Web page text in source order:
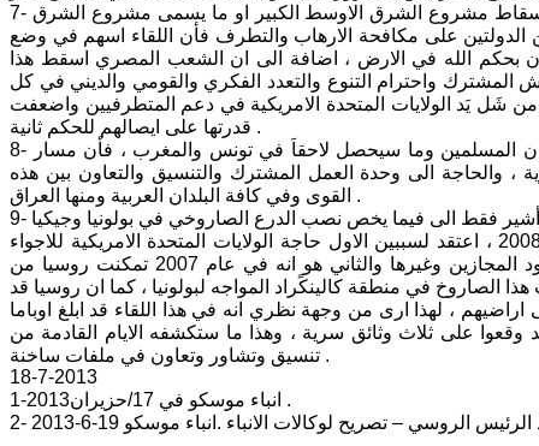
7- اني ارى ان نتائج اللقاء بين الرئيسين بوتين واوباما ، وضعت اللبنة الاولى لأنهاء او اسقاط مشروع الشرق الاوسط الكبير او ما يسمى مشروع الشرق
الدولتين على مكافحة الارهاب والتطرف فأن اللقاء اسهم في وضع
بحكم الله في الارض ، اضافة الى ان الشعب المصري اسقط هذا
واحترام التنوع والتعدد الفكري والقومي والديني في كل
شَل يَد الولايات المتحدة الامريكية في دعم المتطرفيين واضعفت
قدرتها على ايصالهم للحكم ثانية .
8- اني ارى على ضوء نتائج اللقاء وما حصل من تطورات في مصر بفشل حكم الاخوان المسلمين وما سيحصل لاحقاَ في تونس والمغرب ، فأن مسار
، والحاجة الى وحدة العمل المشترك والتنسيق والتعاون بين هذه
القوى وفي كافة البلدان العربية ومنها العراق .
9- اني سوف لن اتناول في هذه المقالة تأثير ونتائج اللقاء على العلاقات الدولية ، ولكن أشير فقط الى فيما يخص نصب الدرع الصاروخي في بولونيا وجيكيا
سبق وان جمدته الولايات المتحدة الامريكية في زيارة اوباما الى موسكو في 4-7-2008 ، اعتقد لسببين الاول حاجة الولايات المتحدة الامريكية للاجواء
الروسية لنقل المعدات والمساعدات والتجهيزات لقواتها في افغانستان ونقل الجنود المجازين وغيرها والثاني هو انه في عام 2007 تمكنت روسيا من
في منطقة كالينكًراد المواجه لبولونيا ، كما ان روسيا قد
، لهذا ارى من وجهة نظري انه في هذا اللقاء قد ابلغ اوباما
وقعوا على ثلاث وثائق سرية ، وهذا ما ستكشفه الايام القادمة من
تنسيق وتشاور وتعاون في ملفات ساخنة .
18-7-2013
1-انباء موسكو في 17/حزيران2013 .